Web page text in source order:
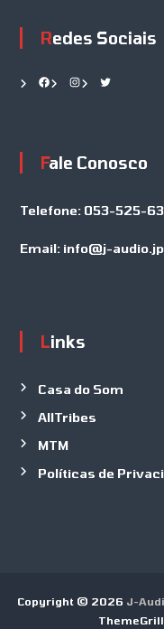
Redes Sociais
Facebook Instagram Twitter
Fale Conosco
Telefone:053-525-
Email:info@j-audio.jp
Links
Casa do Som
AllTribes
MTM
Políticas de
Copyright © 2026 J-